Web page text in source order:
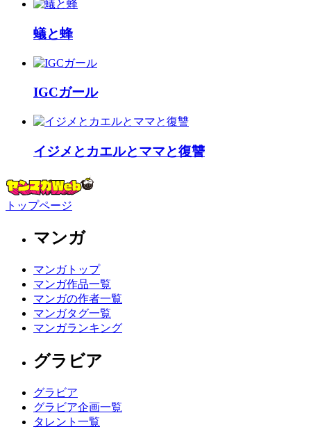
蟻と蜂
IGCガール
イジメとカエルとママと復讐
トップページ
マンガ
マンガトップ
マンガ作品一覧
マンガの作者一覧
マンガタグ一覧
マンガランキング
グラビア
グラビア
グラビア企画一覧
タレント一覧